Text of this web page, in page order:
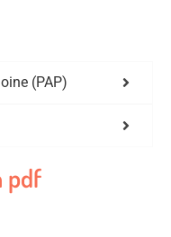
(PAP)
pdf